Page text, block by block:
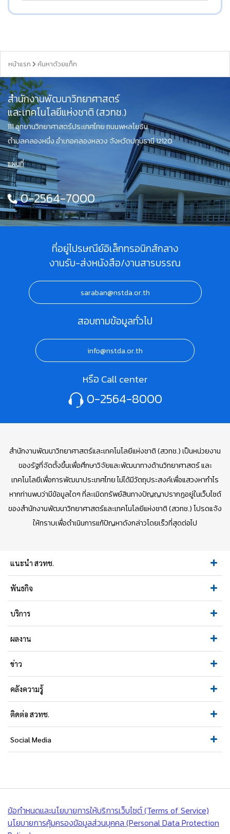
หน้าแรก ค้นหาด้วยแท็ก
สำนักงานพัฒนาวิทยาศาสตร์
และเทคโนโลยีแห่งชาติ (สวทช.)
111 อุทยานวิทยาศาสตร์ประเทศไทย ถนนพหลโยธิน
ตำบลคลองหนึ่ง อำเภอคลองหลวง จังหวัดปทุมธานี 12120
แผนที่
0-2564-7000
ที่อยู่ไปรษณีย์อิเล็กทรอนิกส์กลาง
งานรับ-ส่งหนังสือ/งานสารบรรณ
saraban@nstda.or.th
สอบถามข้อมูลทั่วไป
info@nstda.or.th
หรือ Call center
0-2564-8000
สำนักงานพัฒนาวิทยาศาสตร์และเทคโนโลยีแห่งชาติ (สวทช.) เป็นหน่วยงาน
ของรัฐที่จัดตั้งขึ้นเพื่อศึกษาวิจัยและพัฒนาทางด้านวิทยาศาสตร์ และ
เทคโนโลยีเพื่อการพัฒนาประเทศไทย ไม่ได้มีวัตถุประสงค์เพื่อแสวงหากำไร
หากท่านพบว่ามีข้อมูลใดๆ ที่ละเมิดทรัพย์สินทางปัญญาปรากฏอยู่ในเว็บไซต์
ของสำนักงานพัฒนาวิทยาศาสตร์และเทคโนโลยีแห่งชาติ (สวทช.) โปรดแจ้ง
ให้ทราบเพื่อดำเนินการแก้ปัญหาดังกล่าวโดยเร็วที่สุดต่อไป
แนะนำ สวทช.
พันธกิจ
บริการ
ผลงาน
ข่าว
คลังความรู้
ติดต่อ สวทช.
Social Media
ข้อกำหนดและนโยบายการให้บริการเว็บไซต์ (Terms of Service)
นโยบายการคุ้มครองข้อมูลส่วนบุคคล (Personal Data Protection